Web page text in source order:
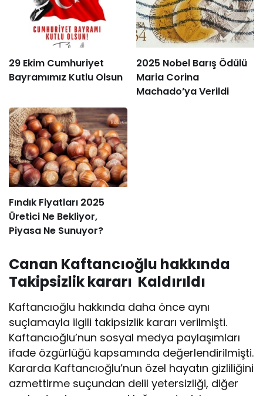
29 Ekim Cumhuriyet
Bayramımız Kutlu Olsun
2025 Nobel Barış Ödülü
Maria Corina
Machado’ya Verildi
Fındık Fiyatları 2025
Üretici Ne Bekliyor,
Piyasa Ne Sunuyor?
Canan Kaftancıoğlu hakkında
Takipsizlik kararı Kaldırıldı
Kaftancıoğlu hakkında daha önce aynı
suçlamayla ilgili takipsizlik kararı verilmişti.
Kaftancıoğlu’nun sosyal medya paylaşımları
ifade özgürlüğü kapsamında değerlendirilmişti.
Kararda Kaftancıoğlu’nun özel hayatın gizliliğini
azmettirme suçundan delil yetersizliği, diğer